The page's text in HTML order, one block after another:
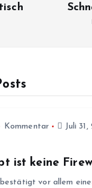
Kommentar
Juli
ist keine
vor allem